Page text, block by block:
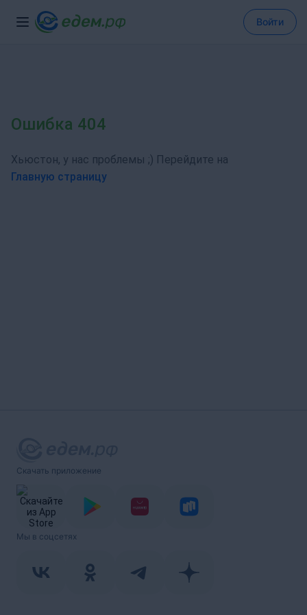
Войти
Ошибка 404
Хьюстон, у нас проблемы ;) Перейдите на
Главную страницу
Скачать приложение
Мы в соцсетях